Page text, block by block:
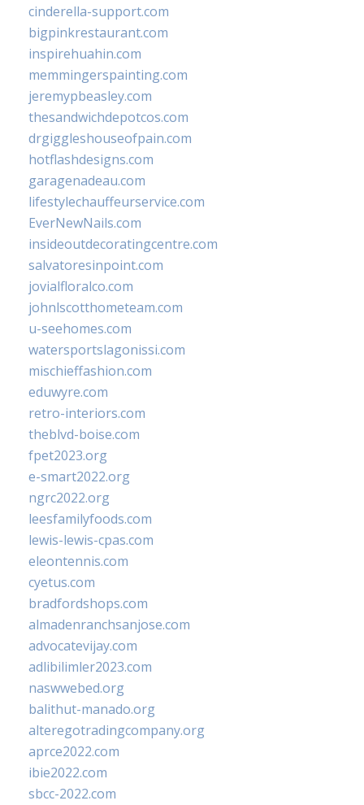
cinderella-support.com
bigpinkrestaurant.com
inspirehuahin.com
memmingerspainting.com
jeremypbeasley.com
thesandwichdepotcos.com
drgiggleshouseofpain.com
hotflashdesigns.com
garagenadeau.com
lifestylechauffeurservice.com
EverNewNails.com
insideoutdecoratingcentre.com
salvatoresinpoint.com
jovialfloralco.com
johnlscotthometeam.com
u-seehomes.com
watersportslagonissi.com
mischieffashion.com
eduwyre.com
retro-interiors.com
theblvd-boise.com
fpet2023.org
e-smart2022.org
ngrc2022.org
leesfamilyfoods.com
lewis-lewis-cpas.com
eleontennis.com
cyetus.com
bradfordshops.com
almadenranchsanjose.com
advocatevijay.com
adlibilimler2023.com
naswwebed.org
balithut-manado.org
alteregotradingcompany.org
aprce2022.com
ibie2022.com
sbcc-2022.com